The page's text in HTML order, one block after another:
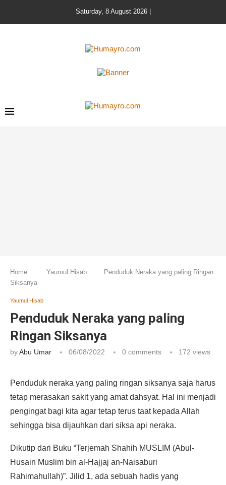
Saturday, 8 August 2026 |
Home Yaumul Hisab
Penduduk Neraka yang paling Ringan
Siksanya
Yaumul Hisab
Penduduk Neraka yang paling
Ringan Siksanya
byAbu Umar 06/08/2022 0 comments 172 views
Penduduk neraka yang paling ringan siksanya saja harus
tetap merasakan sakit yang amat dahsyat. Hal ini menjadi
pengingat bagi kita agar tetap terus taat kepada Allah
sehingga bisa dijauhkan dari siksa api neraka.
Dikutip dari Buku “Terjemah Shahih MUSLIM (Abul-
Husain Muslim bin al-Hajjaj an-Naisaburi
Rahimahullah)”. Jilid 1, ada sebuah hadis yang